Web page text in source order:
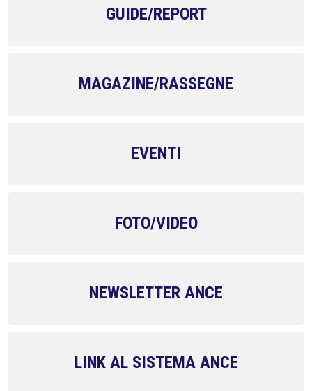
GUIDE/REPORT
MAGAZINE/RASSEGNE
EVENTI
FOTO/VIDEO
NEWSLETTER ANCE
LINK AL SISTEMA ANCE